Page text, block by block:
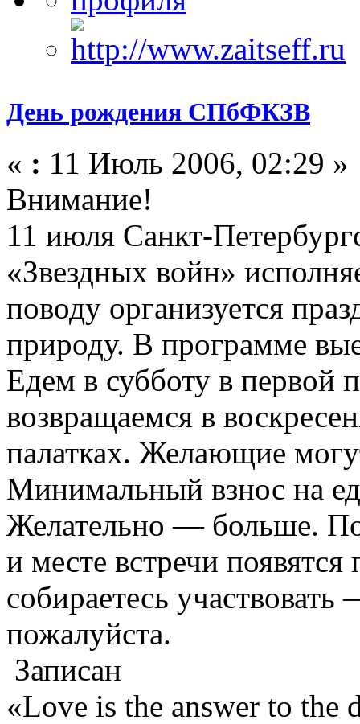
День рождения СПбФКЗВ
« : 11 Июль 2006, 02:29 »
Внимание!
11 июля Санкт-
«Звездных войн»
поводу организуется
природу. В программе
Едем в субботу в первой
возвращаемся в
палатках. Желающие
Минимальный взнос на
Желательно — больше.
и месте встречи
собираетесь
пожалуйста.
Записан
«Love is the answer to the